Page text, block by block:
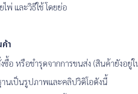
พ่ และวิธีใช้ โดยย่อ
า
ซื้อ หรือชำรุดจากการขนส่ง (สินค้ายังอ
นเป็นรูปภาพและคลิปวิดิโอดังนี้